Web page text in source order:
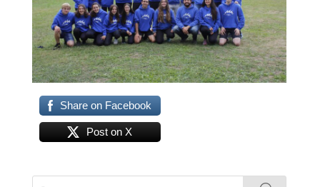
Share on Facebook
Post on X